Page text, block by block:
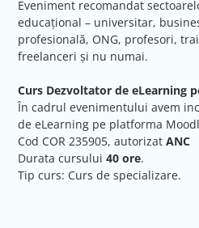
Eveniment recomandat
educațional – universitar,
profesională, ONG, profesori,
freelanceri și nu numai.
Curs Dezvoltator de eLearning
În cadrul evenimentului avem
de eLearning pe platforma
Cod COR 235905, autorizatANC
Durata cursului40 ore.
Tip curs: Curs de specializare.